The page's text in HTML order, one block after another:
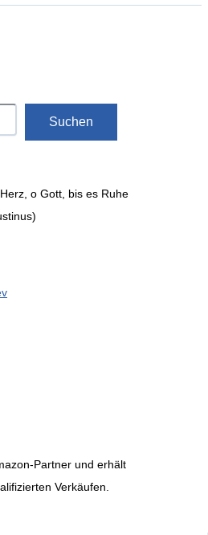
Suchen
o Gott, bis es Ruhe
Partner und erhält
Verkäufen.